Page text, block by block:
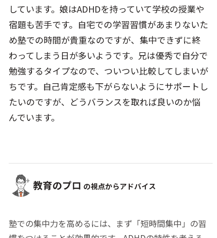
しています。娘はADHDを持っていて学校の授業や
宿題も苦手です。自宅での学習習慣があまりないた
め塾での時間が貴重なのですが、集中できずに終
わってしまう日が多いようです。兄は優秀で自分で
勉強するタイプなので、ついつい比較してしまいが
ちです。自己肯定感も下がらないようにサポートし
たいのですが、どうバランスを取れば良いのか悩
んでいます。
教育のプロ の視点からアドバイス
塾での集中力を高めるには、まず「短時間集中」の習